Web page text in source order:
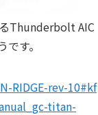
Thunderbolt AIC
す。
RIDGE-rev-10#kf
titan-